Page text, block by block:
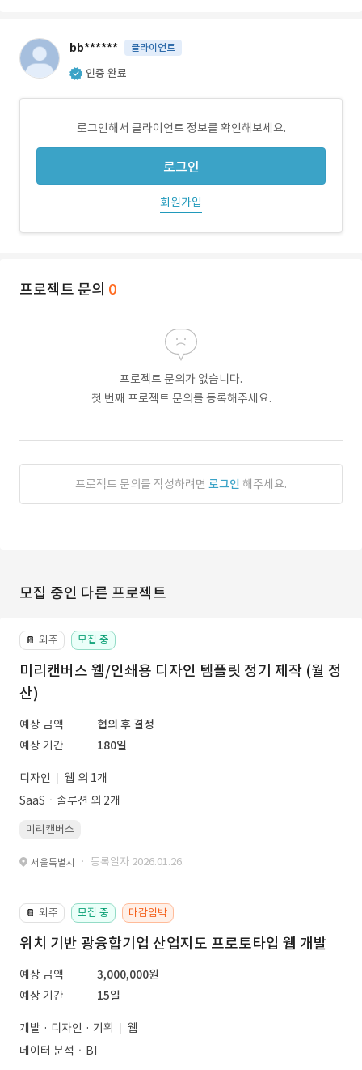
bb****** 클라이언트
인증 완료
로그인해서 클라이언트 정보를 확인해보세요.
로그인
회원가입
프로젝트 문의 0
프로젝트 문의가 없습니다.
첫 번째 프로젝트 문의를 등록해주세요.
프로젝트 문의를 작성하려면 로그인 해주세요.
모집 중인 다른 프로젝트
📔 외주 모집 중
미리캔버스 웹/인쇄용 디자인 템플릿 정기 제작 (월 정
산)
예상 금액
협의 후 결정
예상 기간
180일
디자인
웹 외 1개
SaaSㆍ솔루션 외 2개
미리캔버스
서울특별시 · 등록일자 2026.01.26.
📔 외주 모집 중 마감임박
위치 기반 광융합기업 산업지도 프로토타입 웹 개발
예상 금액
3,000,000원
예상 기간
15일
개발 · 디자인 · 기획
웹
데이터 분석ㆍBI